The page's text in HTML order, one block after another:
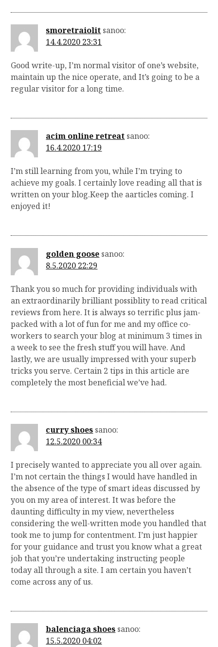
smoretraiolit sanoo:
14.4.2020 23:31
Good write-up, I’m normal visitor of one’s website,
maintain up the nice operate, and It’s going to be a
regular visitor for a long time.
acim online retreat sanoo:
16.4.2020 17:19
I’m still learning from you, while I’m trying to
achieve my goals. I certainly love reading all that is
written on your blog.Keep the aarticles coming. I
enjoyed it!
golden goose sanoo:
8.5.2020 22:29
Thank you so much for providing individuals with
an extraordinarily brilliant possiblity to read critical
reviews from here. It is always so terrific plus jam-
packed with a lot of fun for me and my office co-
workers to search your blog at minimum 3 times in
a week to see the fresh stuff you will have. And
lastly, we are usually impressed with your superb
tricks you serve. Certain 2 tips in this article are
completely the most beneficial we’ve had.
curry shoes sanoo:
12.5.2020 00:34
I precisely wanted to appreciate you all over again.
I’m not certain the things I would have handled in
the absence of the type of smart ideas discussed by
you on my area of interest. It was before the
daunting difficulty in my view, nevertheless
considering the well-written mode you handled that
took me to jump for contentment. I’m just happier
for your guidance and trust you know what a great
job that you’re undertaking instructing people
today all through a site. I am certain you haven’t
come across any of us.
balenciaga shoes sanoo:
15.5.2020 04:02